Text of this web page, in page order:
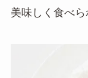
美味しく食べら